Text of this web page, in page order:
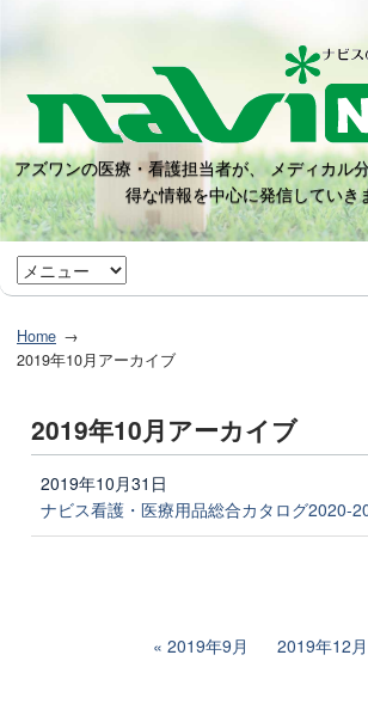
アズワンの医療・看護担当者が、 メディカル
得な情報を中心に発信していき
Home
2019年10月アーカイブ
2019年10月アーカイブ
2019年10月31日
ナビス看護・医療用品総合カタログ2020-
2019年9月 2019年12月